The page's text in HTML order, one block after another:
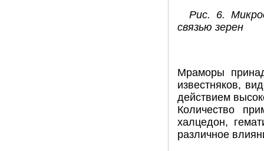
Рис. 6.
связью зерен
Мраморы
известняков,
действием
Количество
халцедон,
различное